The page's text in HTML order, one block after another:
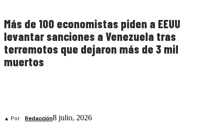
Más de 100 economistas piden a EEUU
levantar sanciones a Venezuela tras
terremotos que dejaron más de 3 mil
muertos
▲ Por Redacción8 julio, 2026